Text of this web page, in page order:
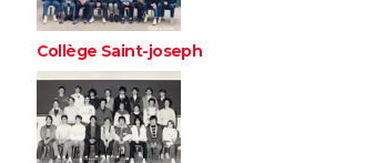
Collège Saint-joseph